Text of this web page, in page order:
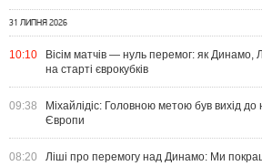
31 ЛИПНЯ 2026
10:10
Вісім матчів — нуль перемог: як Динамо,
на старті єврокубків
09:38
Міхайлідіс: Головною метою був вихід до
Європи
08:20
Ліші про перемогу над Динамо: Ми